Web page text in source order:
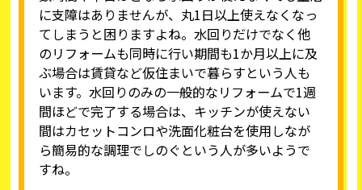
に支障はありませんが、丸1日以上使えなくなっ
てしまうと困りますよね。水回りだけでなく他
のリフォームも同時に行い期間も1か月以上に及
ぶ場合は賃貸など仮住まいで暮らすという人も
います。水回りのみの一般的なリフォームで1週
間ほどで完了する場合は、キッチンが使えない
間はカセットコンロや洗面化粧台を使用しなが
ら簡易的な調理でしのぐという人が多いようで
すね。